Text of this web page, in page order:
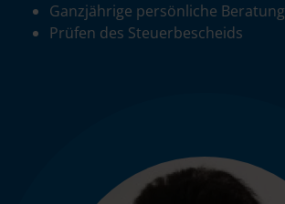
Ganzjährige persönliche Beratung
Prüfen des Steuerbescheids